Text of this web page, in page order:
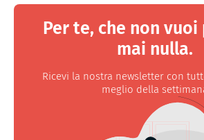
Per te, che non
mai nulla.
Ricevi la nostra newsletter con
meglio della